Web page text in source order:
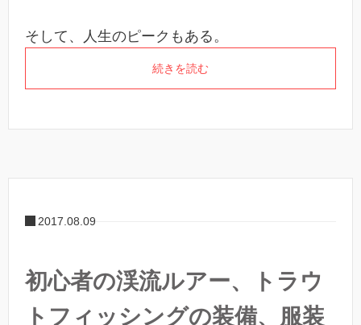
そして、人生のピークもある。
続きを読む
2017.08.09
初心者の渓流ルアー、トラウ
トフィッシングの装備、服装